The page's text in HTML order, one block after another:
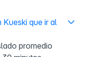
Kueski que ir al
promedio